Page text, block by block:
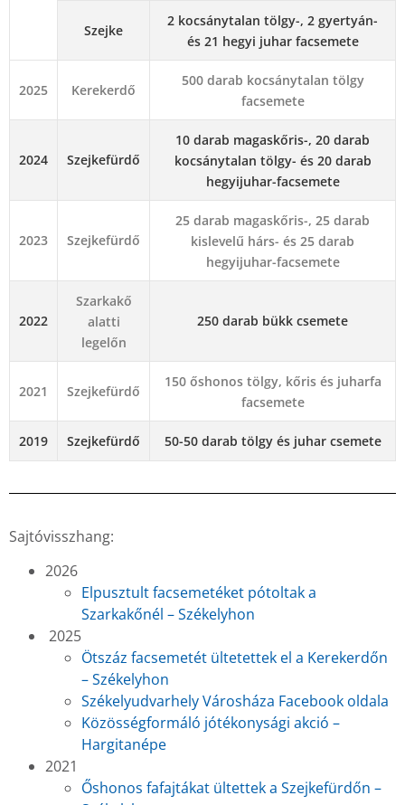
Szejke
2 kocsánytalan tölgy-, 2 gyertyán-
és 21 hegyi juhar facsemete
2025 Kerekerdő
500 darab kocsánytalan tölgy
facsemete
2024 Szejkefürdő
10 darab magaskőris-, 20 darab
kocsánytalan tölgy- és 20 darab
hegyijuhar-facsemete
2023 Szejkefürdő
25 darab magaskőris-, 25 darab
kislevelű hárs- és 25 darab
hegyijuhar-facsemete
2022
Szarkakő
alatti
legelőn
250 darab bükk csemete
2021 Szejkefürdő
150 őshonos tölgy, kőris és juharfa
facsemete
2019 Szejkefürdő 50-50 darab tölgy és juhar csemete
Sajtóvisszhang:
2026
Elpusztult facsemetéket pótoltak a
Szarkakőnél – Székelyhon
2025
Ötszáz facsemetét ültetettek el a Kerekerdőn
– Székelyhon
Székelyudvarhely Városháza Facebook oldala
Közösségformáló jótékonysági akció –
Hargitanépe
2021
Őshonos fafajtákat ültettek a Szejkefürdőn –